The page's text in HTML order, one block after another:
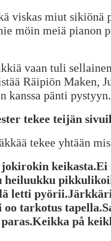
viskas miut sikiönä
möin meiä pianon
vaan tuli
Räipiön Maken,
kanssa pänti pystyyn.
tekee teijän
tekee yhtään
keikasta.Ei
heiluukku
letti
oo tarkotus
på